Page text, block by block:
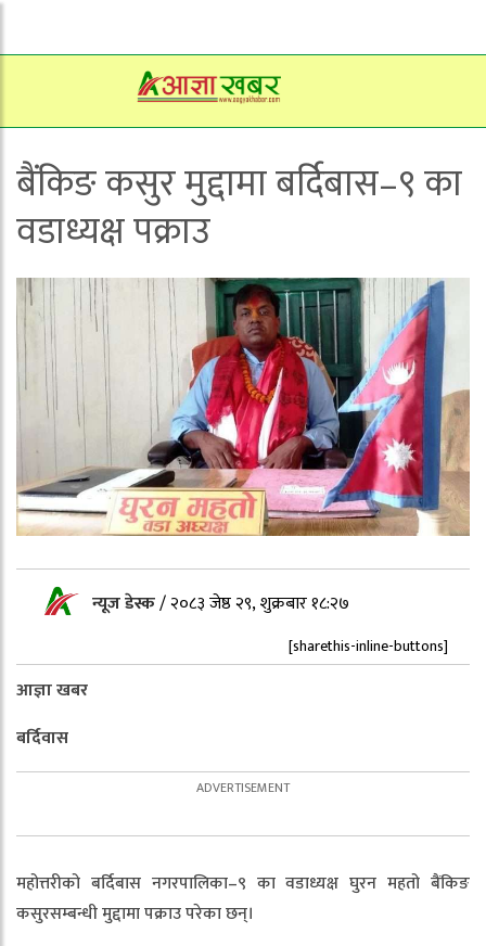
बैंकिङ कसुर मुद्दामा बर्दिबास–९ का
वडाध्यक्ष पक्राउ
न्यूज डेस्क/२०८३ जेष्ठ २९, शुक्रबार १८:२७
[sharethis-inline-buttons]
आज्ञा खबर
बर्दिवास
महोत्तरीको बर्दिबास नगरपालिका–९ का वडाध्यक्ष घुरन महतो बैंकिङ
कसुरसम्बन्धी मुद्दामा पक्राउ परेका छन्।